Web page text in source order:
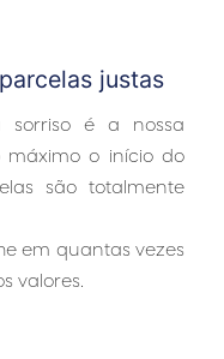
justas
é a nossa
máximo o início do
são totalmente
em quantas vezes
valores.